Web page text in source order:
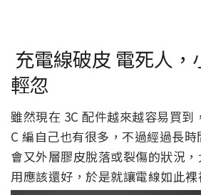
充電線破皮 電死人，
輕忽
雖然現在 3C 配件越來越容易買到
C 編自己也有很多，不過經過長
會又外層膠皮脫落或裂傷的狀況
用應該還好，於是就讓電線如此裸